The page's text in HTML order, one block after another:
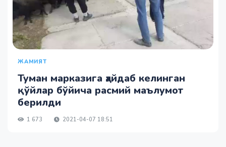
ЖАМИЯТ
Туман марказига ҳайдаб келинган
қўйлар бўйича расмий маълумот
берилди
1 673 2021-04-07 18:51